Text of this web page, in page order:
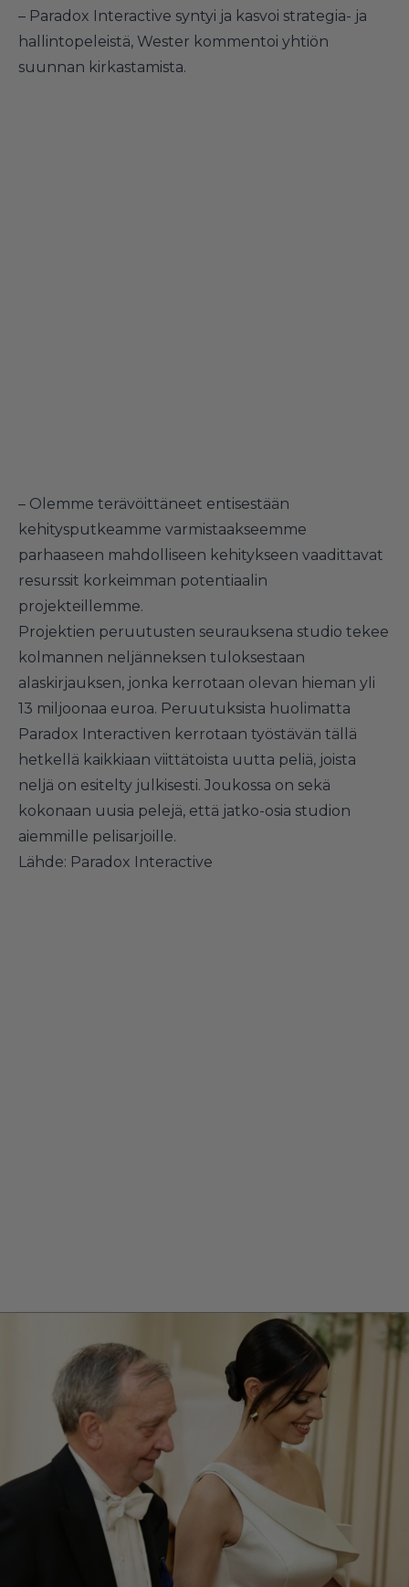
– Paradox Interactive syntyi ja kasvoi strategia- ja
hallintopeleistä, Wester kommentoi yhtiön
suunnan kirkastamista.
– Olemme terävöittäneet entisestään
kehitysputkeamme varmistaakseemme
parhaaseen mahdolliseen kehitykseen vaadittavat
resurssit korkeimman potentiaalin
projekteillemme.
Projektien peruutusten seurauksena studio tekee
kolmannen neljänneksen tuloksestaan
alaskirjauksen, jonka kerrotaan olevan hieman yli
13 miljoonaa euroa. Peruutuksista huolimatta
Paradox Interactiven kerrotaan työstävän tällä
hetkellä kaikkiaan viittätoista uutta peliä, joista
neljä on esitelty julkisesti. Joukossa on sekä
kokonaan uusia pelejä, että jatko-osia studion
aiemmille pelisarjoille.
Lähde: Paradox Interactive